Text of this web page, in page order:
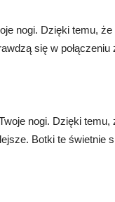
nogi. Dzięki temu,
się w
nogi. Dzięki
Botki te świetnie